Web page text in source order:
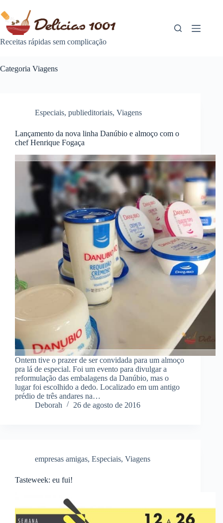
para
conteúdo
Receitas rápidas sem complicação
Categoria Viagens
Especiais, publieditoriais, Viagens
Lançamento da nova linha Danúbio e almoço com o
chef Henrique Fogaça
Ontem tive o prazer de ser convidada para um almoço
pra lá de especial. Foi um evento para divulgar a
reformulação das embalagens da Danúbio, mas o
lugar foi escolhido a dedo. Localizado em um antigo
prédio de três andares na…
Deborah
26 de agosto de 2016
empresas amigas, Especiais, Viagens
Tasteweek: eu fui!